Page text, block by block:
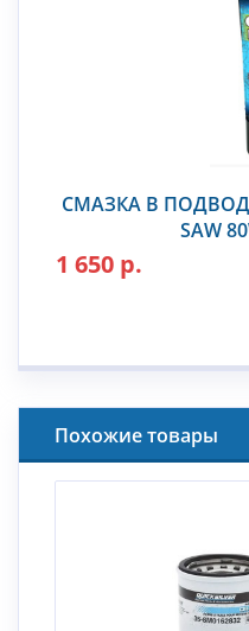
СМАЗКА В
SAW
1 650 р.
Похожие товары